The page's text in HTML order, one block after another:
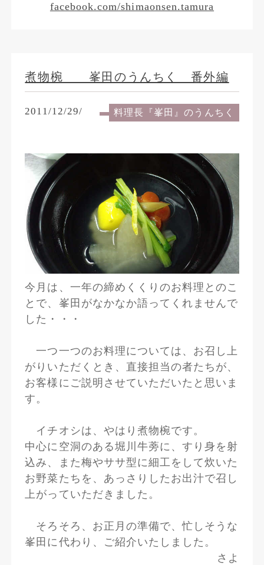
facebook.com/shimaonsen.tamura
煮物椀 峯田のうんちく 番外編
2011/12/29/ 料理長『峯田』のうんちく
今月は、一年の締めくくりのお料理とのこ
とで、峯田がなかなか語ってくれませんで
した・・・
一つ一つのお料理については、お召し上
がりいただくとき、直接担当の者たちが、
お客様にご説明させていただいたと思いま
す。
イチオシは、やはり煮物椀です。
中心に空洞のある堀川牛蒡に、すり身を射
込み、また梅やササ型に細工をして炊いた
お野菜たちを、あっさりしたお出汁で召し
上がっていただきました。
そろそろ、お正月の準備で、忙しそうな
峯田に代わり、ご紹介いたしました。
さよ